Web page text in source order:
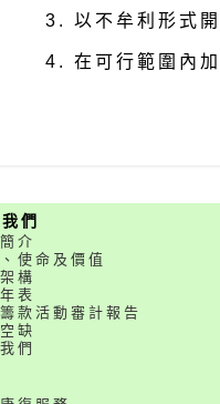
以不牟利形式
在可行範圍內
們
介
使命及價值
構
表
款活動審計報告
缺
們